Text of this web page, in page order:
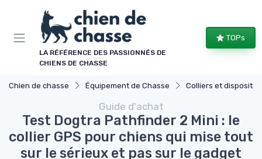
LA RÉFÉRENCE DES PASSIONNÉS DE
CHIENS DE CHASSE
TOPs
Chien de chasse Équipement de Chasse Colliers et dispositifs
Guide d'achat
Test Dogtra Pathfinder 2 Mini : le
collier GPS pour chiens qui mise tout
sur le sérieux et pas sur le gadget
Panneau de gestion des cookies